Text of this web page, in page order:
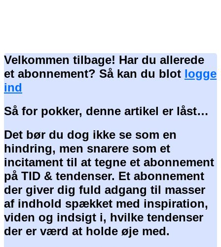
Velkommen tilbage! Har du allerede
et abonnement? Så kan du blot logge
ind
Så for pokker, denne artikel er låst…
Det bør du dog ikke se som en
hindring, men snarere som et
incitament til at tegne et abonnement
på TID & tendenser. Et abonnement
der giver dig fuld adgang til masser
af indhold spækket med inspiration,
viden og indsigt i, hvilke tendenser
der er værd at holde øje med.